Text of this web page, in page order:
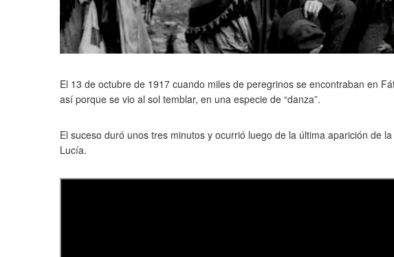
El 13 de octubre de 1917 cuando miles de peregrinos se encontraban en
así porque se vio al sol temblar, en una especie de “danza”.
El suceso duró unos tres minutos y ocurrió luego de la última aparición de
Lucía.